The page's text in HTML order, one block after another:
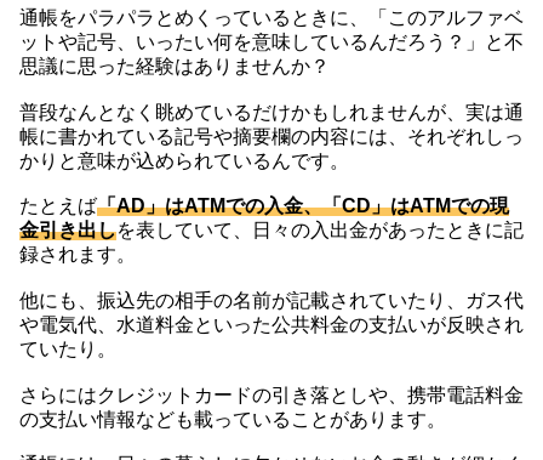
通帳をパラパラとめくっているときに、「このアルファベ
ットや記号、いったい何を意味しているんだろう？」と不
思議に思った経験はありませんか？
普段なんとなく眺めているだけかもしれませんが、実は通
帳に書かれている記号や摘要欄の内容には、それぞれしっ
かりと意味が込められているんです。
たとえば「AD」はATMでの入金、「CD」はATMでの現
金引き出しを表していて、日々の入出金があったときに記
録されます。
他にも、振込先の相手の名前が記載されていたり、ガス代
や電気代、水道料金といった公共料金の支払いが反映され
ていたり。
さらにはクレジットカードの引き落としや、携帯電話料金
の支払い情報なども載っていることがあります。